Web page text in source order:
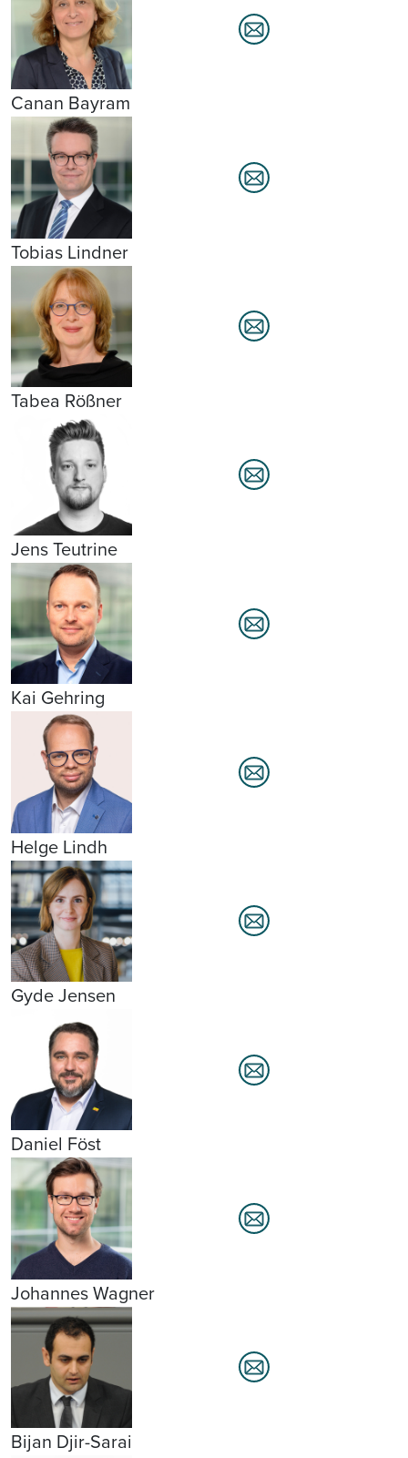
Canan Bayram
Tobias Lindner
Tabea Rößner
Jens Teutrine
Kai Gehring
Helge Lindh
Gyde Jensen
Daniel Föst
Johannes Wagner
Bijan Djir-Sarai